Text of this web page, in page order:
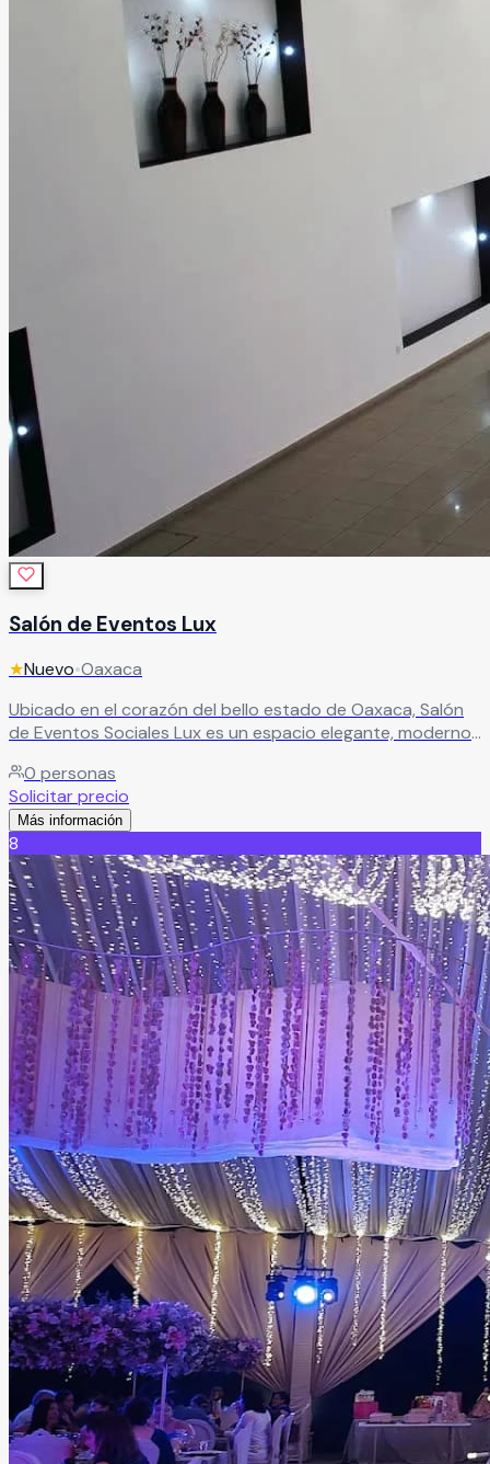
Salón de Eventos Lux
★Nuevo•Oaxaca
Ubicado en el corazón del bello estado de Oaxaca, Salón
de Eventos Sociales Lux es un espacio elegante, moderno
atención y el servicio hacia los novios, familiares y amigos
son prioridad, cuidando cada detalle para que tu evento
se convierta en una experiencia verdaderamente
memorable.
0 personas
Solicitar precio
Más información
8